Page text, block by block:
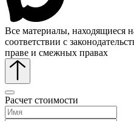
Все материалы, находящиеся
соответствии с
праве и смежных правах
Расчет стоимости